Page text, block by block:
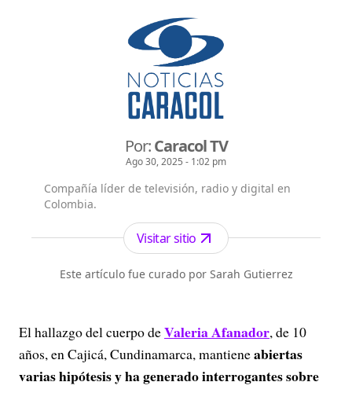
Por:Caracol TV
Ago 30, 2025 - 1:02 pm
Compañía líder de televisión, radio y digital en
Colombia.
Visitar sitio
Este artículo fue curado por Sarah Gutierrez
El hallazgo del cuerpo deValeria Afanador, de 10
años, en Cajicá, Cundinamarca, mantieneabiertas
varias hipótesis y ha generado interrogantes sobre